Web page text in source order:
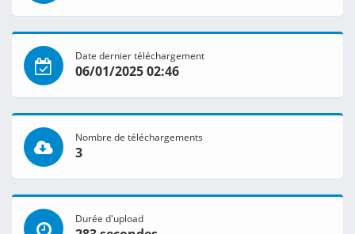
Date dernier téléchargement
06/01/2025 02:46
Nombre de téléchargements
3
Durée d'upload